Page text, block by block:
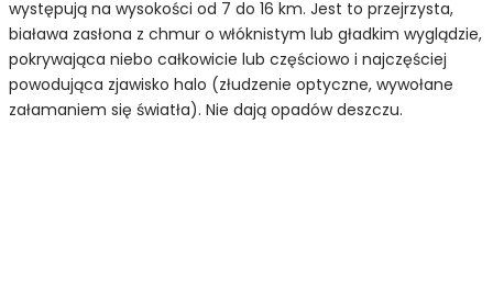
występują na wysokości od 7 do 16 km. Jest to przejrzysta,
biaława zasłona z chmur o włóknistym lub gładkim wyglądzie,
pokrywająca niebo całkowicie lub częściowo i najczęściej
powodująca zjawisko halo (złudzenie optyczne, wywołane
załamaniem się światła). Nie dają opadów deszczu.